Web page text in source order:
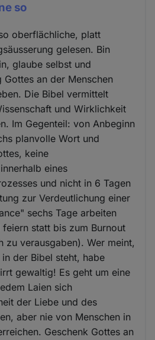
so
oberflächliche, platt
gelesen. Bin
glaube selbst und
an der Menschen
Die Bibel vermittelt
und Wirklichkeit
Im Gegenteil: von Anbeginn
planvolle Wort und
keine
eines
und nicht in 6 Tagen
zur Verdeutlichung einer
sechs Tage arbeiten
feiern statt bis zum Burnout
zu verausgaben). Wer meint,
der Bibel steht, habe
gewaltig! Es geht um eine
Laien sich
der Liebe und des
aber nie von Menschen in
Geschenk Gottes an